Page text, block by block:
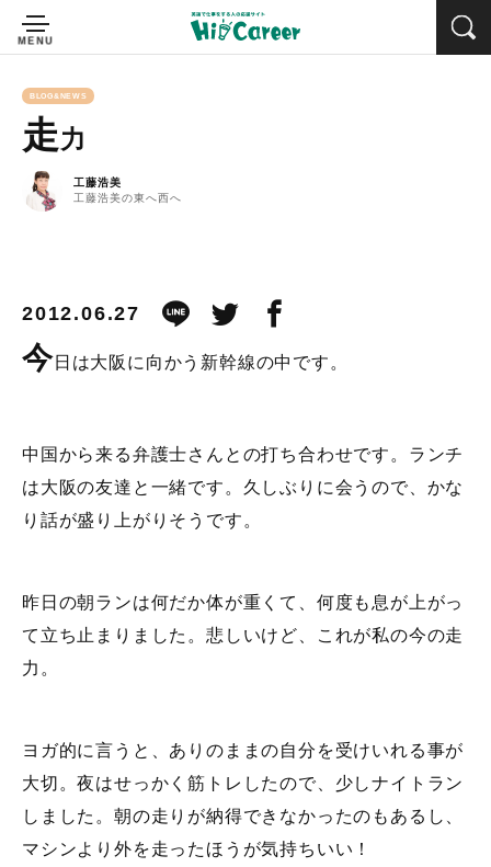
BLOG&NEWS
走 力
工藤浩美
工藤浩美の東へ西へ
2012.06.27
今日は大阪に向かう新幹線の中です。
中国から来る弁護士さんとの打ち合わせです。ランチ
は大阪の友達と一緒です。久しぶりに会うので、かな
り話が盛り上がりそうです。
昨日の朝ランは何だか体が重くて、何度も息が上がっ
て立ち止まりました。悲しいけど、これが私の今の走
力。
ヨガ的に言うと、ありのままの自分を受けいれる事が
大切。夜はせっかく筋トレしたので、少しナイトラン
しました。朝の走りが納得できなかったのもあるし、
マシンより外を走ったほうが気持ちいい！